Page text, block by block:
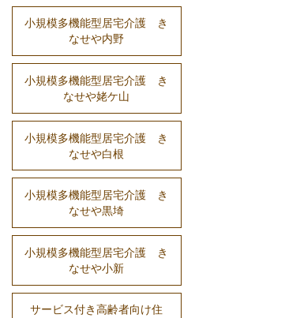
小規模多機能型居宅介護 き
なせや内野
小規模多機能型居宅介護 き
なせや姥ケ山
小規模多機能型居宅介護 き
なせや白根
小規模多機能型居宅介護 き
なせや黒埼
小規模多機能型居宅介護 き
なせや小新
サービス付き高齢者向け住